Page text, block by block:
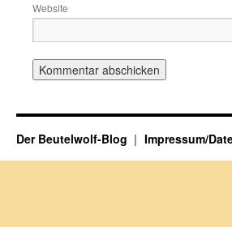
Website
Der Beutelwolf-Blog Impressum/